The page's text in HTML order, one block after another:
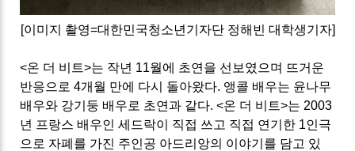
[이미지 촬영=대한민국청소년기자단 정해빈 대학생기자]
<온 더 비트>는 작년 11월에 초연을 선보였으며 뜨거운
반응으로 4개월 만에 다시 돌아왔다. 앵콜 배우는 윤나무
배우와 강기둥 배우로 초연과 같다. <온 더 비트>는 2003
년 프랑스 배우인 세드락이 직접 쓰고 직접 연기한 1인극
으로 자폐를 가진 주인공 아드리앙의 이야기를 담고 있